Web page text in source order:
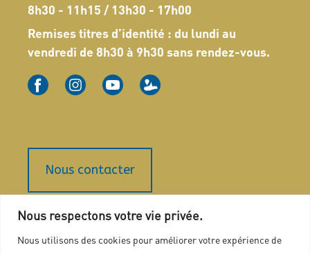
Nous respectons votre vie privée.
Nous utilisons des cookies pour améliorer votre expérience de
8h30 - 11h15 / 13h30 - 17h00
Remises titres d’identité : du lundi au
vendredi de 8h30 à 9h30 sans rendez-vous.
Nous contacter
Plan du site
Marchés publics